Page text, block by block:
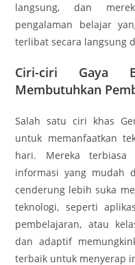
langsung, dan
pengalaman belajar
terlibat secara langsung
Ciri-ciri Gaya
Membutuhkan
Salah satu ciri khas
untuk memanfaatkan
hari. Mereka
informasi yang mudah
cenderung lebih suka
teknologi, seperti
pembelajaran, atau
dan adaptif
terbaik untuk menyerap